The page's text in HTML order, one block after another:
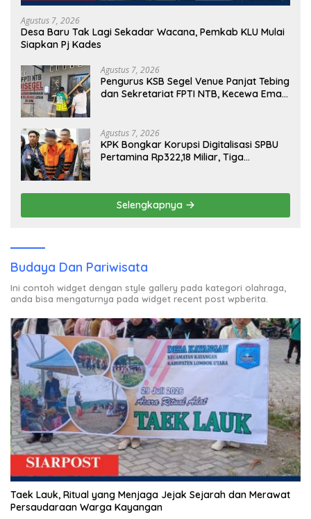
Agustus 7, 2026
Desa Baru Tak Lagi Sekadar Wacana, Pemkab KLU Mulai
Siapkan Pj Kades
Agustus 7, 2026
Pengurus KSB Segel Venue Panjat Tebing
dan Sekretariat FPTI NTB, Kecewa Emas
Agustus 7, 2026
KPK Bongkar Korupsi Digitalisasi SPBU
Pertamina Rp322,18 Miliar, Tiga
Selengkapnya
Budaya Dan Pariwisata
Ini contoh widget dengan style gallery pada kategori olahraga,
anda bisa mengaturnya pada widget recent post wpberita.
Taek Lauk, Ritual yang Menjaga Jejak Sejarah dan Merawat
Persaudaraan Warga Kayangan